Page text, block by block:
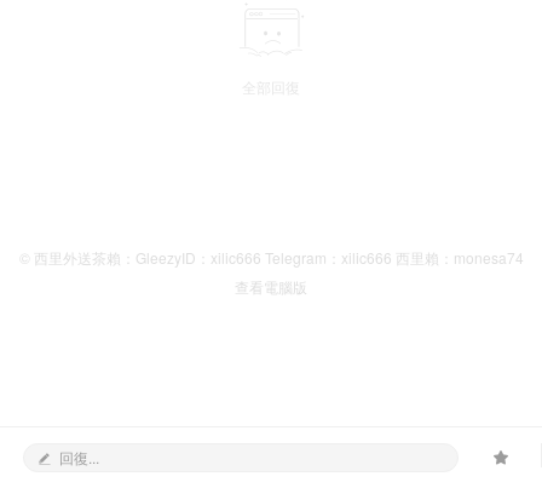
全部回復
回復...
© 西里外送茶賴：GleezyID：xilic666 Telegram：xilic666 西里賴：monesa74
查看電腦版